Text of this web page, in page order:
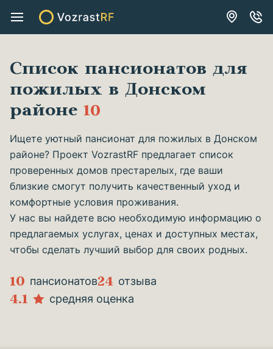
Список пансионатов для
пожилых в Донском
районе 10
Ищете уютный пансионат для пожилых в Донском
районе? Проект VozrastRF предлагает список
проверенных домов престарелых, где ваши
близкие смогут получить качественный уход и
комфортные условия проживания.
У нас вы найдете всю необходимую информацию о
предлагаемых услугах, ценах и доступных местах,
чтобы сделать лучший выбор для своих родных.
10 пансионатов24 отзыва
4.1 средняя оценка